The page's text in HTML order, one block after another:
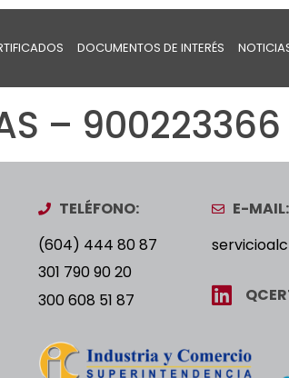
DOCUMENTOS DE INTERÉS
–
TELÉFONO:
(604) 444 80 87
301 790 90 20
300 608 51 87
E-MAIL: